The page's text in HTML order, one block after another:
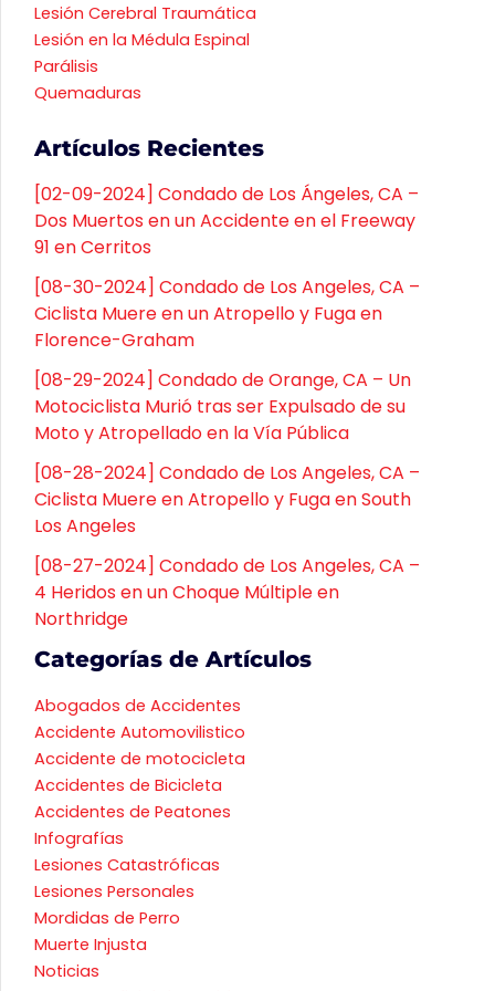
Lesión Cerebral Traumática
Lesión en la Médula Espinal
Parálisis
Quemaduras
Artículos Recientes
[02-09-2024] Condado de Los Ángeles, CA –
Dos Muertos en un Accidente en el Freeway
91 en Cerritos
[08-30-2024] Condado de Los Angeles, CA –
Ciclista Muere en un Atropello y Fuga en
Florence-Graham
[08-29-2024] Condado de Orange, CA – Un
Motociclista Murió tras ser Expulsado de su
Moto y Atropellado en la Vía Pública
[08-28-2024] Condado de Los Angeles, CA –
Ciclista Muere en Atropello y Fuga en South
Los Angeles
[08-27-2024] Condado de Los Angeles, CA –
4 Heridos en un Choque Múltiple en
Northridge
Categorías de Artículos
Abogados de Accidentes
Accidente Automovilistico
Accidente de motocicleta
Accidentes de Bicicleta
Accidentes de Peatones
Infografías
Lesiones Catastróficas
Lesiones Personales
Mordidas de Perro
Muerte Injusta
Noticias